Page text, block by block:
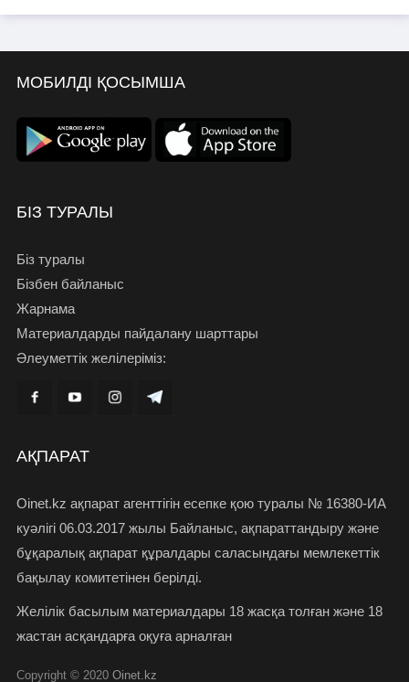
МОБИЛДІ ҚОСЫМША
БІЗ ТУРАЛЫ
Біз туралы
Бізбен байланыс
Жарнама
Материалдарды пайдалану шарттары
Әлеуметтік желілеріміз:
АҚПАРАТ
Oinet.kz ақпарат агенттігін есепке қою туралы № 16380-ИА
куәлігі 06.03.2017 жылы Байланыс, ақпараттандыру және
бұқаралық ақпарат құралдары саласындағы мемлекеттік
бақылау комитетінен берілді.
Желілік басылым материалдары 18 жасқа толған және 18
жастан асқандарға оқуға арналған
Copyright © 2020 Oinet.kz